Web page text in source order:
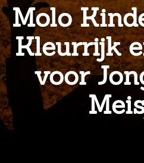
Molo
Kleurrijk
voor